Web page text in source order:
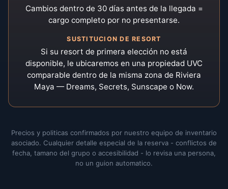
Cambios dentro de 30 días antes de la llegada =
cargo completo por no presentarse.
SUSTITUCION DE RESORT
Si su resort de primera elección no está
disponible, le ubicaremos en una propiedad UVC
comparable dentro de la misma zona de Riviera
Maya — Dreams, Secrets, Sunscape o Now.
Precios y politicas confirmados por nuestro equipo de inventario
asociado. Cualquier detalle especial de la reserva - conflictos de
fecha, tamano del grupo o accesibilidad - lo revisa una persona,
no un guion automatico.